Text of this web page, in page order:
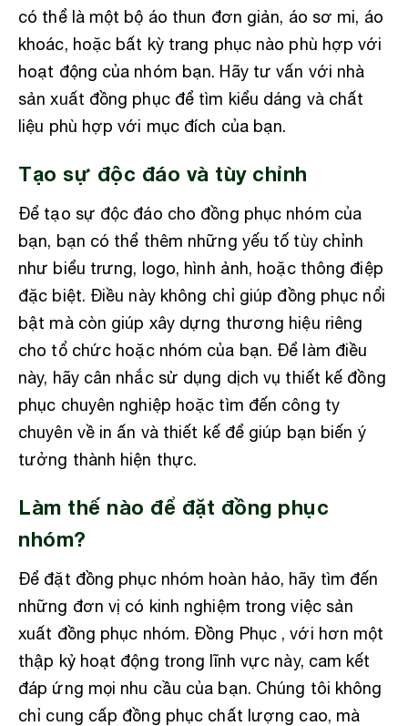
có thể là một bộ áo thun đơn giản, áo sơ mi, áo
khoác, hoặc bất kỳ trang phục nào phù hợp với
hoạt động của nhóm bạn. Hãy tư vấn với nhà
sản xuất đồng phục để tìm kiểu dáng và chất
liệu phù hợp với mục đích của bạn.
Tạo sự độc đáo và tùy chỉnh
Để tạo sự độc đáo cho đồng phục nhóm của
bạn, bạn có thể thêm những yếu tố tùy chỉnh
như biểu trưng, logo, hình ảnh, hoặc thông điệp
đặc biệt. Điều này không chỉ giúp đồng phục nổi
bật mà còn giúp xây dựng thương hiệu riêng
cho tổ chức hoặc nhóm của bạn. Để làm điều
này, hãy cân nhắc sử dụng dịch vụ thiết kế đồng
phục chuyên nghiệp hoặc tìm đến công ty
chuyên về in ấn và thiết kế để giúp bạn biến ý
tưởng thành hiện thực.
Làm thế nào để đặt đồng phục
nhóm?
Để đặt đồng phục nhóm hoàn hảo, hãy tìm đến
những đơn vị có kinh nghiệm trong việc sản
xuất đồng phục nhóm. Đồng Phục , với hơn một
thập kỷ hoạt động trong lĩnh vực này, cam kết
đáp ứng mọi nhu cầu của bạn. Chúng tôi không
chỉ cung cấp đồng phục chất lượng cao, mà